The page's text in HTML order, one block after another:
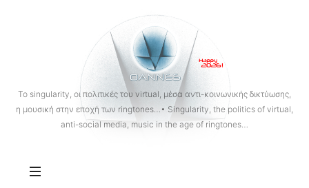
OANNES
To singularity, οι πολιτικές του virtual, μέσα αντι-κοινωνικής δικτύωσης,
η μουσική στην εποχή των ringtones…• Singularity, the politics of virtual,
anti-social media, music in the age of ringtones…